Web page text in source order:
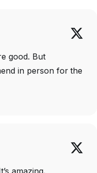
good. But
in person for the
amazing.